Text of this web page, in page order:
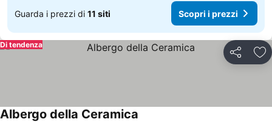
Guarda i prezzi di 11 siti Scopri i prezzi
Condividi
Di tendenza
Albergo della Ceramica